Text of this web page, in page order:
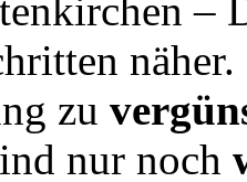
–
zu
nur noch